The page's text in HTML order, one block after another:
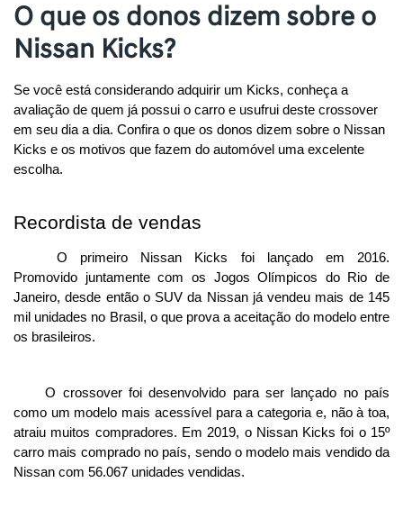
O que os donos dizem sobre o
Nissan Kicks?
Se você está considerando adquirir um Kicks, conheça a
avaliação de quem já possui o carro e usufrui deste crossover
em seu dia a dia. Confira o que os donos dizem sobre o Nissan
Kicks e os motivos que fazem do automóvel uma excelente
escolha.
Recordista de vendas
O primeiro Nissan Kicks foi lançado em 2016.
Promovido juntamente com os Jogos Olímpicos do Rio de
Janeiro, desde então o SUV da Nissan já vendeu mais de 145
mil unidades no Brasil, o que prova a aceitação do modelo entre
os brasileiros.
O crossover foi desenvolvido para ser lançado no país
como um modelo mais acessível para a categoria e, não à toa,
atraiu muitos compradores. Em 2019, o Nissan Kicks foi o 15º
carro mais comprado no país, sendo o modelo mais vendido da
Nissan com 56.067 unidades vendidas.